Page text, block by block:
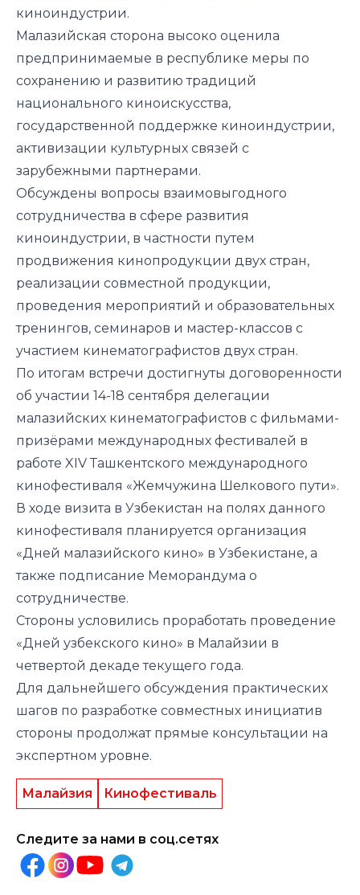
киноиндустрии.
Малазийская сторона высоко оценила
предпринимаемые в республике меры по
сохранению и развитию традиций
национального киноискусства,
государственной поддержке киноиндустрии,
активизации культурных связей с
зарубежными партнерами.
Обсуждены вопросы взаимовыгодного
сотрудничества в сфере развития
киноиндустрии, в частности путем
продвижения кинопродукции двух стран,
реализации совместной продукции,
проведения мероприятий и образовательных
тренингов, семинаров и мастер-классов с
участием кинематографистов двух стран.
По итогам встречи достигнуты договоренности
об участии 14-18 сентября делегации
малазийских кинематографистов с фильмами-
призёрами международных фестивалей в
работе XIV Ташкентского международного
кинофестиваля «Жемчужина Шелкового пути».
В ходе визита в Узбекистан на полях данного
кинофестиваля планируется организация
«Дней малазийского кино» в Узбекистане, а
также подписание Меморандума о
сотрудничестве.
Стороны условились проработать проведение
«Дней узбекского кино» в Малайзии в
четвертой декаде текущего года.
Для дальнейшего обсуждения практических
шагов по разработке совместных инициатив
стороны продолжат прямые консультации на
экспертном уровне.
Малайзия Кинофестиваль
Следите за нами в соц.сетях